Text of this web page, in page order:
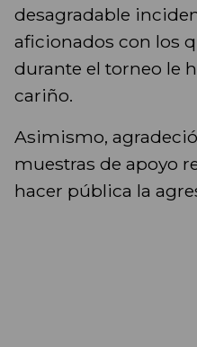
desagradable
aficionados con los
durante el torneo le
cariño.
Asimismo,
muestras de apoyo
hacer pública la